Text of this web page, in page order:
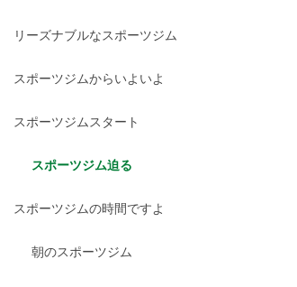
リーズナブルなスポーツジム
スポーツジムからいよいよ
スポーツジムスタート
スポーツジム迫る
スポーツジムの時間ですよ
朝のスポーツジム